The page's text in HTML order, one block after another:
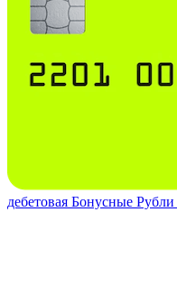
дебетовая Бонусные Рубли